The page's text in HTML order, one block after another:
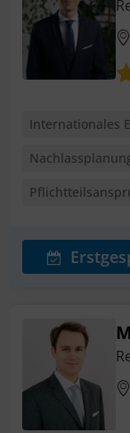
Internationales